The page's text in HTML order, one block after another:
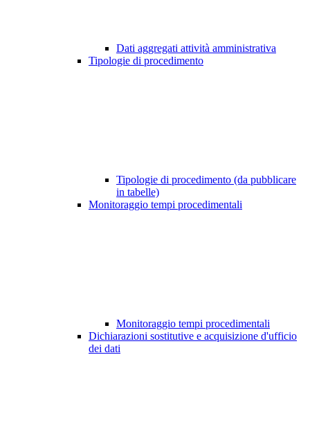
Dati aggregati attività amministrativa
Tipologie di procedimento
Tipologie di procedimento (da pubblicare
in tabelle)
Monitoraggio tempi procedimentali
Monitoraggio tempi procedimentali
Dichiarazioni sostitutive e acquisizione d'ufficio
dei dati